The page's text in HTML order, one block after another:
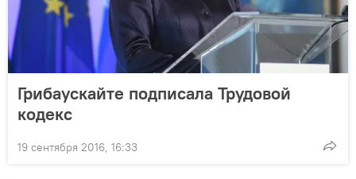
Грибаускайте подписала Трудовой
кодекс
19 сентября 2016, 16:33